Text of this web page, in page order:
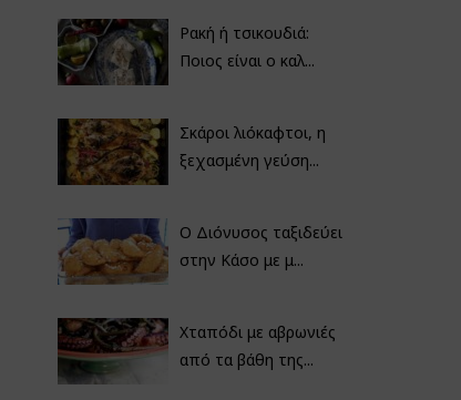
Ρακή ή τσικουδιά:
Ποιος είναι ο καλ...
Σκάροι λιόκαφτοι, η
ξεχασμένη γεύση...
Ο Διόνυσος ταξιδεύει
στην Κάσο με μ...
Χταπόδι με αβρωνιές
από τα βάθη της...